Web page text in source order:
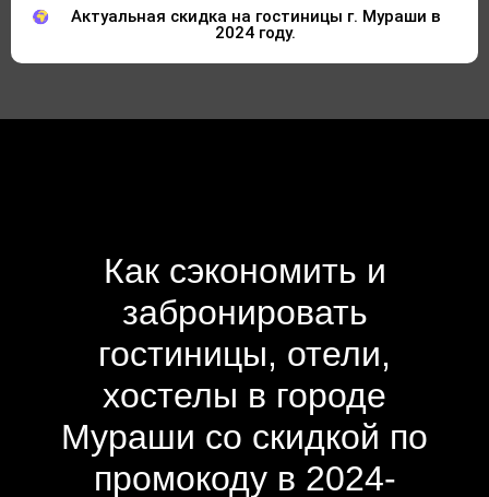
Актуальная скидка на гостиницы г. Мураши в
2024 году.
Как сэкономить и
забронировать
гостиницы, отели,
хостелы в городе
Мураши со скидкой по
промокоду в 2024-